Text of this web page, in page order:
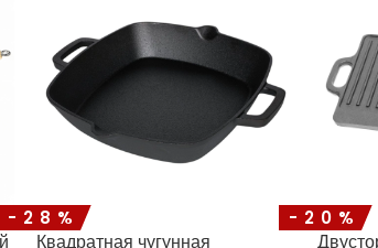
-28%
Квадратная чугунная
-20%